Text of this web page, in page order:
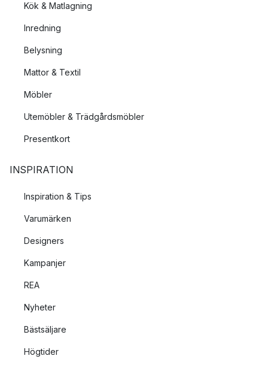
Kök & Matlagning
Inredning
Belysning
Mattor & Textil
Möbler
Utemöbler & Trädgårdsmöbler
Presentkort
INSPIRATION
Inspiration & Tips
Varumärken
Designers
Kampanjer
REA
Nyheter
Bästsäljare
Högtider